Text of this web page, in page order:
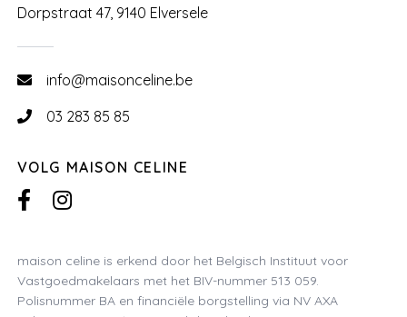
Dorpstraat 47, 9140 Elversele
info@maisonceline.be
03 283 85 85
VOLG MAISON CELINE
maison celine is erkend door het Belgisch Instituut voor
Vastgoedmakelaars met het BIV-nummer 513 059.
Polisnummer BA en financiële borgstelling via NV AXA